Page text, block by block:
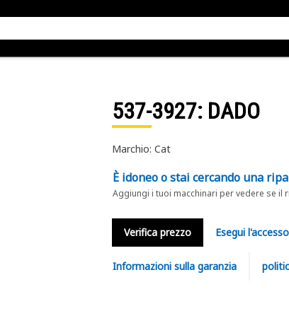
537-3927: DADO
Marchio: Cat
È idoneo o stai cercando una
Aggiungi i tuoi macchinari per vedere se
Verifica prezzo Esegui
Informazioni sulla garanzia